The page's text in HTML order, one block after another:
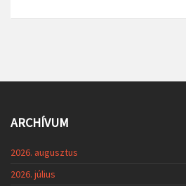
ARCHÍVUM
2026. augusztus
2026. július